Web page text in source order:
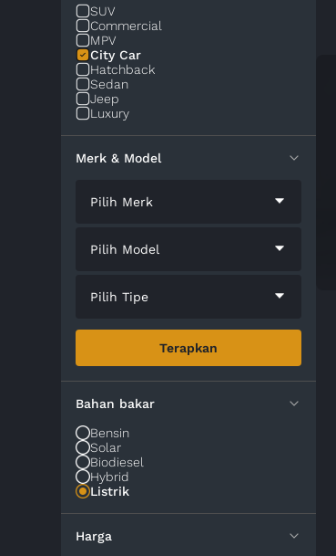
SUV
Commercial
MPV
City Car
Hatchback
Sedan
Jeep
Luxury
Merk & Model
Pilih Merk
Pilih Model
Pilih Tipe
Terapkan
Bahan bakar
Bensin
Solar
Biodiesel
Hybrid
Listrik
Harga